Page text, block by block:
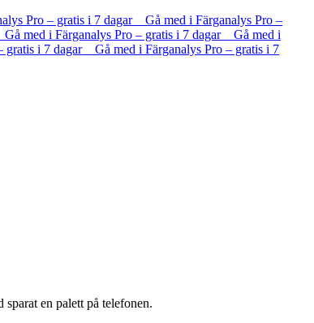
Pro – gratis i 7 dagar Gå med i Färganalys Pro –
med i Färganalys Pro – gratis i 7 dagar Gå med i
i 7 dagar Gå med i Färganalys Pro – gratis i 7
en palett på telefonen.